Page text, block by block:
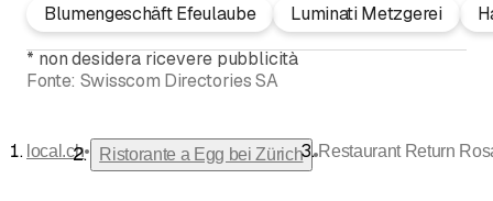
Blumengeschäft Efeulaube Luminati Metzgerei
* non desidera ricevere pubblicità
Fonte: Swisscom Directories SA
local.ch• Ristorante a Egg bei Zürich •Restaurant Return